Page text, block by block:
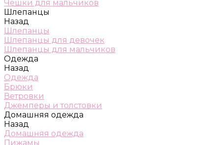
Чешки для мальчиков
Шлепанцы
Назад
Шлепанцы
Шлепанцы для девочек
Шлепанцы для мальчиков
Одежда
Назад
Одежда
Брюки
Ветровки
Джемперы и толстовки
Домашняя одежда
Назад
Домашняя одежда
Пижамы